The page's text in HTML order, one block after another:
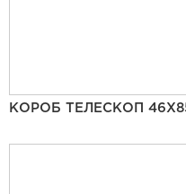
КОРОБ ТЕЛЕСКОП